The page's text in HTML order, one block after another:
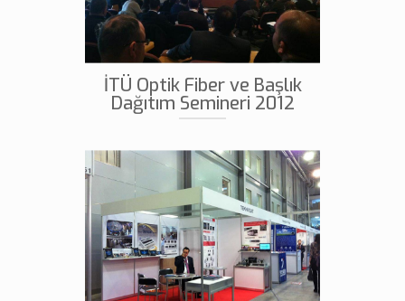
İTÜ Optik Fiber ve Başlık
Dağıtım Semineri 2012